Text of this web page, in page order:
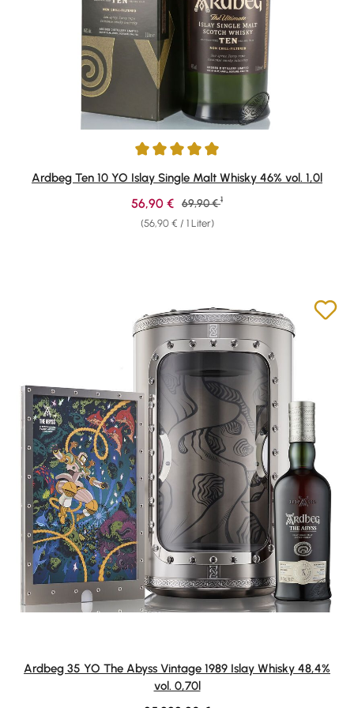
Durchschnittliche Bewertung von 4.88 von 5 Sternen
Ardbeg Ten 10 YO Islay Single Malt Whisky 46% vol. 1,0l
(56,90 € / 1 Liter)
Verkaufspreis:
56,90 € Regulärer Preis:
69,90 € 1
Ardbeg 35 YO The Abyss Vintage 1989 Islay Whisky 48,4%
vol. 0,70l